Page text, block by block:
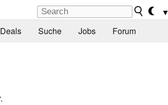
▼
Deals Suche Jobs Forum